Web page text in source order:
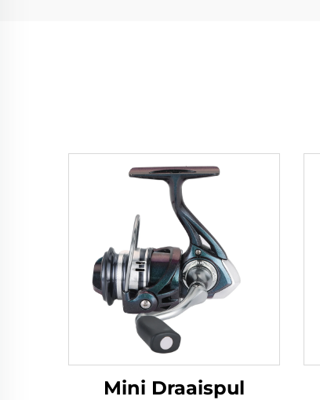
Mini Draaispul